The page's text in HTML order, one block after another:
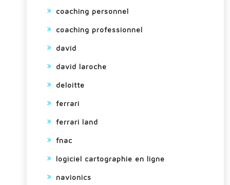
coaching personnel
coaching professionnel
david
david laroche
deloitte
ferrari
ferrari land
fnac
logiciel cartographie en ligne
navionics